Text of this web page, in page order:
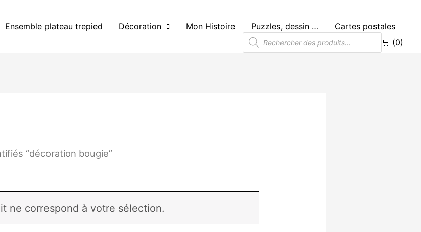
Ensemble plateau trepied Décoration Mon Histoire Puzzles, dessin …
Cartes postales
Recherche
de
🛒 (0)
“décoration bougie”
ne correspond à votre sélection.